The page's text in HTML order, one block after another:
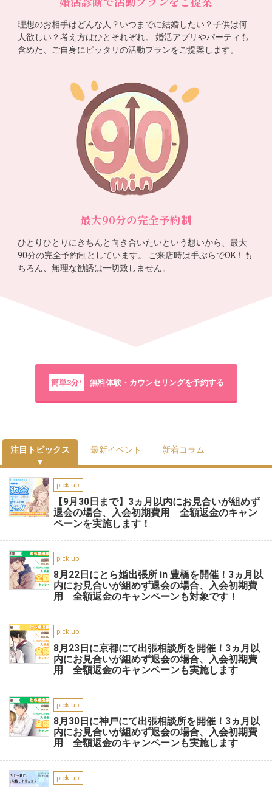
理想のお相手はどんな人？いつまでに結婚したい？子供は何
人欲しい？考え方はひとそれぞれ。 婚活アプリやパーティも
含めた、ご自身にピッタリの活動プランをご提案します。
最大90分の完全予約制
ひとりひとりにきちんと向き合いたいという想いから、最大
90分の完全予約制としています。 ご来店時は手ぶらでOK！も
ちろん、無理な勧誘は一切致しません。
簡単3分! 無料体験・カウンセリングを予約する
注目トピックス 最新イベント 新着コラム
pick up!
【9月30日まで】3ヵ月以内にお見合いが組めず
退会の場合、入会初期費用 全額返金のキャン
ペーンを実施します！
pick up!
8月22日にとら婚出張所 in 豊橋を開催！3ヵ月以
内にお見合いが組めず退会の場合、入会初期費
用 全額返金のキャンペーンも対象です！
pick up!
8月23日に京都にて出張相談所を開催！3ヵ月以
内にお見合いが組めず退会の場合、入会初期費
用 全額返金のキャンペーンも実施します
pick up!
8月30日に神戸にて出張相談所を開催！3ヵ月以
内にお見合いが組めず退会の場合、入会初期費
用 全額返金のキャンペーンも実施します
pick up!